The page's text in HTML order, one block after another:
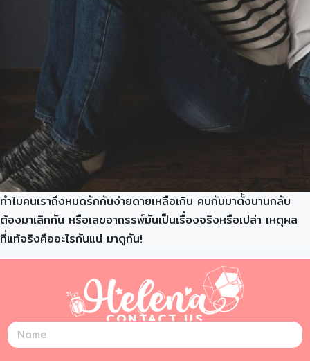
ทำไมคนเราถึงหมดรักกันง่ายดายเหลือเกิน คบกันมาตั้งนานกลับ
ต้องมาเลิกกัน หรือเลขอาถรรพ์มันเป็นเรื่องจริงหรือเปล่า เหตุผล
ที่แท้จริงคืออะไรกันแน่ มาดูกัน!
CONTACT US